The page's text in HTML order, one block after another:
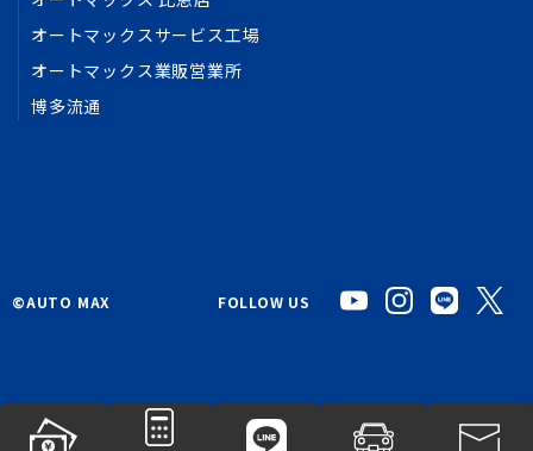
オートマックスサービス工場
オートマックス業販営業所
博多流通
©︎AUTO MAX FOLLOW US